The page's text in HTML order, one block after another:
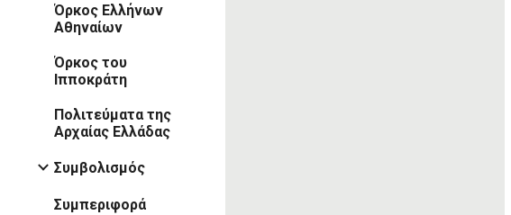
Όρκος Ελλήνων
Αθηναίων
Όρκος του
Ιπποκράτη
Πολιτεύματα της
Αρχαίας Ελλάδας
Συμβολισμός
Συμπεριφορά